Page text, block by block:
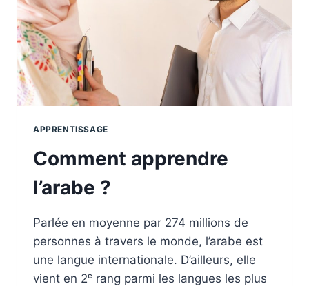
APPRENTISSAGE
Comment apprendre
l’arabe ?
Parlée en moyenne par 274 millions de
personnes à travers le monde, l’arabe est
une langue internationale. D’ailleurs, elle
vient en 2ᵉ rang parmi les langues les plus